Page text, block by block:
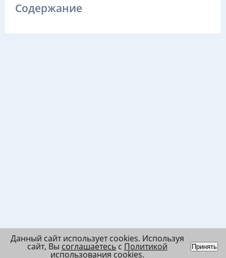
Содержание
Данный сайт использует cookies. Используя
сайт, Вы соглашаетесьс Политикой
использования cookies.
Принять